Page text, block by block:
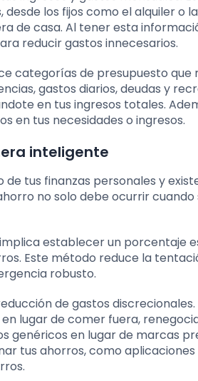
los fijos como el alquiler o
de casa. Al tener esta
reducir gastos innecesarios.
categorías de presupuesto que
gastos diarios, deudas y
en tus ingresos totales.
en tus necesidades o ingresos.
inteligente
tus finanzas personales y
no solo debe ocurrir
establecer un porcentaje
Este método reduce la
robusto.
de gastos
lugar de comer fuera,
en lugar de marcas
tus ahorros, como